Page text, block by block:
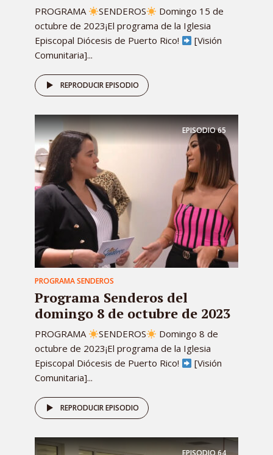
PROGRAMA SENDEROS
Domingo 15 de
octubre de 2023¡El programa de la Iglesia
Episcopal Diócesis de Puerto Rico!
[Visión
Comunitaria]...
REPRODUCIR EPISODIO
EPISODIO65
PROGRAMA SENDEROS
Programa Senderos del
domingo 8 de octubre de 2023
PROGRAMA SENDEROS
Domingo 8 de
octubre de 2023¡El programa de la Iglesia
Episcopal Diócesis de Puerto Rico!
[Visión
Comunitaria]...
REPRODUCIR EPISODIO
EPISODIO64